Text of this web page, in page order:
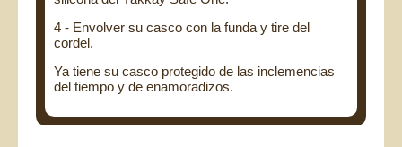
4 - Envolver su casco con la funda y tire del
cordel.
Ya tiene su casco protegido de las inclemencias
del tiempo y de enamoradizos.